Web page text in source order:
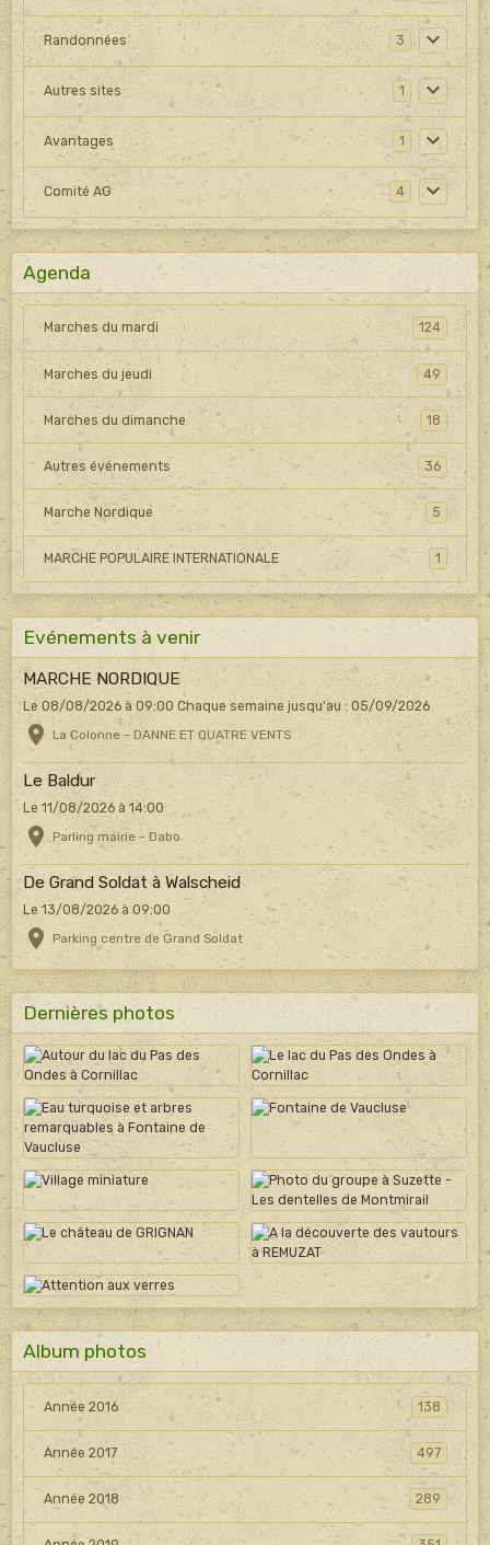
Randonnées 3
Autres sites 1
Avantages 1
Comité AG 4
Agenda
Marches du mardi 124
Marches du jeudi 49
Marches du dimanche 18
Autres événements 36
Marche Nordique 5
MARCHE POPULAIRE INTERNATIONALE 1
Evénements à venir
MARCHE NORDIQUE
Le 08/08/2026 à 09:00 Chaque semaine jusqu'au : 05/09/2026
La Colonne - DANNE ET QUATRE VENTS
Le Baldur
Le 11/08/2026 à 14:00
Parling mairie - Dabo
De Grand Soldat à Walscheid
Le 13/08/2026 à 09:00
Parking centre de Grand Soldat
Dernières photos
Album photos
Année 2016 138
Année 2017 497
Année 2018 289